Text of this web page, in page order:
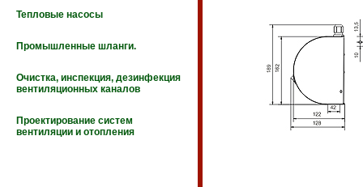
Тепловые насосы
Промышленные шланги.
Очистка, инспекция, дезинфекция
вентиляционных каналов
Проектирование систем
вентиляции и отопления